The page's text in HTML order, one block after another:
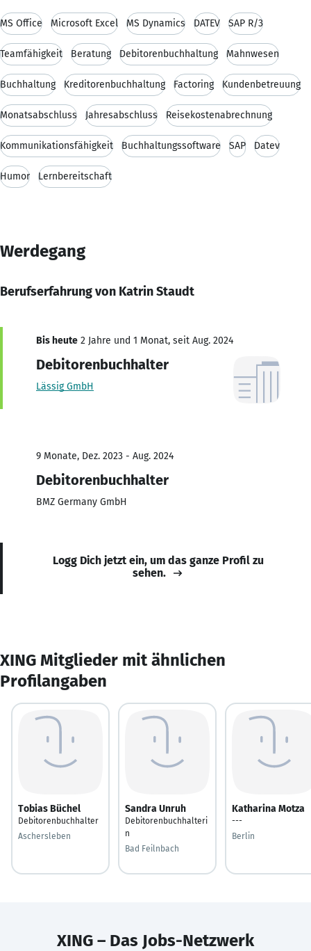
MS Office Microsoft Excel MS Dynamics DATEV SAP R/3
Teamfähigkeit Beratung Debitorenbuchhaltung Mahnwesen
Buchhaltung Kreditorenbuchhaltung Factoring Kundenbetreuung
Monatsabschluss Jahresabschluss Reisekostenabrechnung
Kommunikationsfähigkeit Buchhaltungssoftware SAP Datev
Humor Lernbereitschaft
Werdegang
Berufserfahrung von Katrin Staudt
Bis heute 2 Jahre und 1 Monat, seit Aug. 2024
Debitorenbuchhalter
Lässig GmbH
9 Monate, Dez. 2023 - Aug. 2024
Debitorenbuchhalter
BMZ Germany GmbH
Logg Dich jetzt ein, um das ganze Profil zu
sehen.
XING Mitglieder mit ähnlichen
Profilangaben
Tobias Büchel
Debitorenbuchhalter
Aschersleben
Sandra Unruh
Debitorenbuchhalteri
n
Bad Feilnbach
Katharina Motza
---
Berlin
XING – Das Jobs-Netzwerk